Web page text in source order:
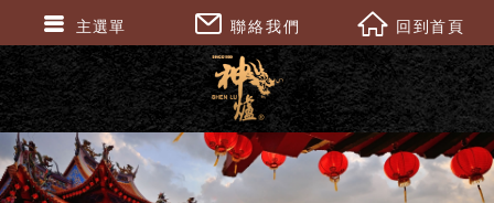
主選單 聯絡我們 回到首頁